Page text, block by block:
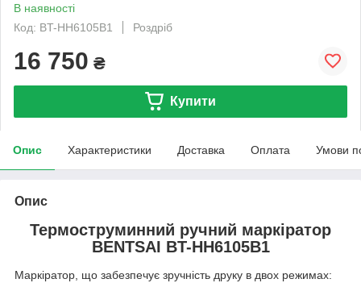
В наявності
Код: BT-HH6105B1
Роздріб
16 750 ₴
Купити
Опис Характеристики Доставка Оплата Умови
Опис
Термоструминний ручний маркіратор
BENTSAI BT-HH6105B1
Маркіратор, що забезпечує зручність друку в двох режимах: